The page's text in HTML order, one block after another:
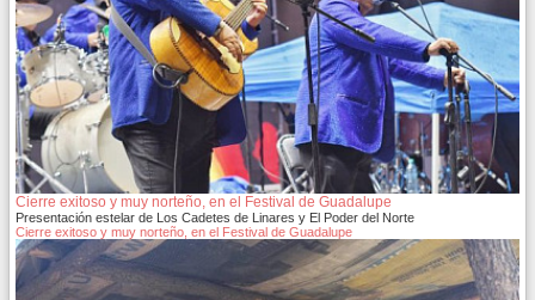
Cierre exitoso y muy norteño, en el Festival de Guadalupe
Presentación estelar de Los Cadetes de Linares y El Poder del Norte
Cierre exitoso y muy norteño, en el Festival de Guadalupe